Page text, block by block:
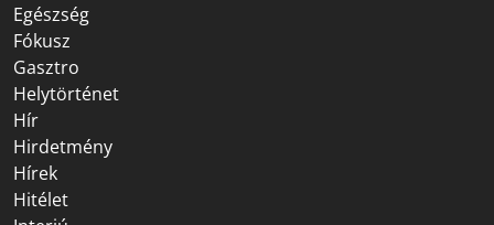
Egészség
Fókusz
Gasztro
Helytörténet
Hír
Hirdetmény
Hírek
Hitélet